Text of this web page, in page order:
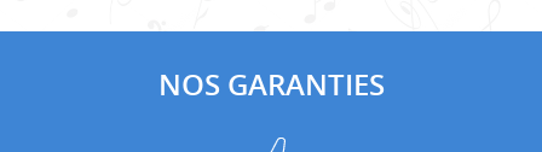
NOS GARANTIES